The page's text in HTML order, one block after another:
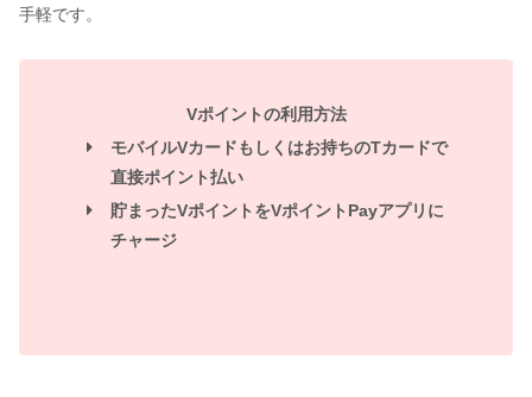
手軽です。
Vポイントの利用方法
モバイルVカードもしくはお持ちのTカードで
直接ポイント払い
貯まったVポイントをVポイントPayアプリに
チャージ